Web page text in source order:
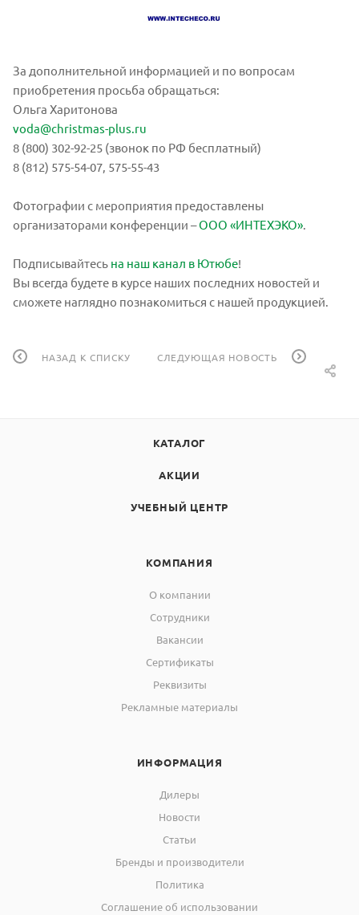
За дополнительной информацией и по вопросам
приобретения просьба обращаться:
Ольга Харитонова
voda@christmas-plus.ru
8 (800) 302-92-25 (звонок по РФ бесплатный)
8 (812) 575-54-07, 575-55-43
Фотографии с мероприятия предоставлены
организаторами конференции –ООО «ИНТЕХЭКО».
Подписывайтесь на наш канал в Ютюбе!
Вы всегда будете в курсе наших последних новостей и
сможете наглядно познакомиться с нашей продукцией.
НАЗАД К СПИСКУ СЛЕДУЮЩАЯ НОВОСТЬ
КАТАЛОГ
АКЦИИ
УЧЕБНЫЙ ЦЕНТР
КОМПАНИЯ
О компании
Сотрудники
Вакансии
Сертификаты
Реквизиты
Рекламные материалы
ИНФОРМАЦИЯ
Дилеры
Новости
Статьи
Бренды и производители
Политика
Соглашение об использовании